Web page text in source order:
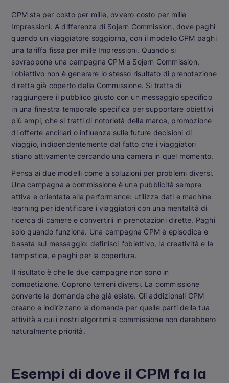
CPM sta per costo per mille, ovvero costo per mille
Impressioni. A differenza di Sojern Commission, dove paghi
quando un viaggiatore soggiorna, con il modello CPM paghi
una tariffa fissa per mille Impressioni. Quando si
sovrappone una campagna CPM a Sojern Commission,
l'obiettivo non è generare lo stesso risultato di prenotazione
diretta già coperto dalla Commissione. Si tratta di
raggiungere il pubblico giusto con un messaggio specifico
in una finestra temporale specifica per supportare obiettivi
più ampi, che si tratti di notorietà della marca, promozione
di offerte ancillari o influenza sulle future decisioni di
viaggio, indipendentemente dal fatto che i viaggiatori
stiano attivamente cercando una camera in quel momento.
Pensa ai due modelli come a soluzioni per problemi diversi.
Una campagna a commissione è una pubblicità sempre
attiva e orientata alla performance: utilizza dati e machine
learning per identificare i viaggiatori con una mentalità di
ricerca di camere e convertirli in prenotazioni dirette. Paghi
solo quando funziona. Una campagna CPM è episodica e
basata sul messaggio: definisci l'obiettivo, la creatività e la
tempistica, e paghi per la copertura.
Il risultato è che le due campagne non sono in
competizione. Coprono terreni diversi. La commissione
converte la domanda che già esiste. Gli addizionali CPM
creano e indirizzano la domanda per quelle parti della tua
attività a cui i nostri algoritmi a commissione non darebbero
naturalmente priorità.
Esempi di dove il CPM fa la